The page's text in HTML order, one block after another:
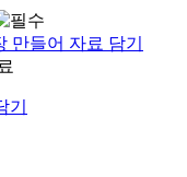
만들어 자료 담기
기